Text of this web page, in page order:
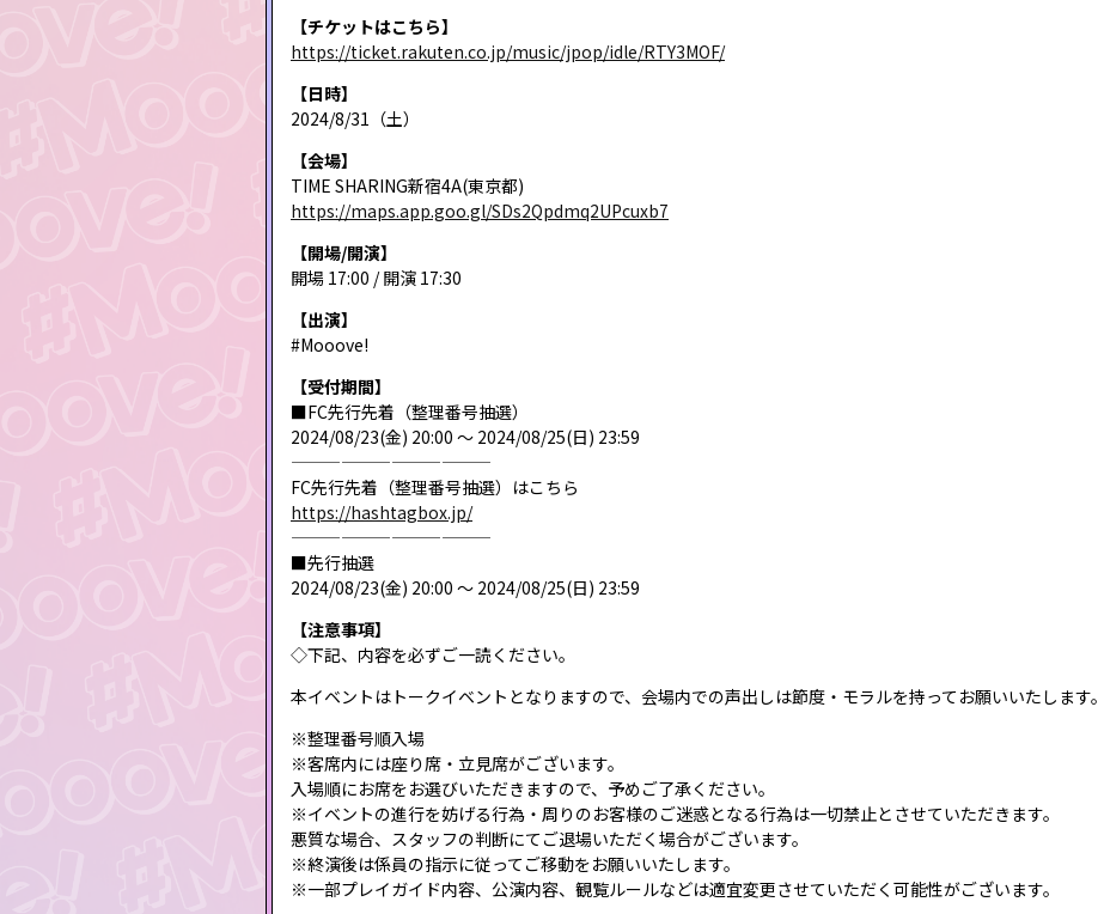
【チケットはこちら】
https://ticket.rakuten.co.jp/music/jpop/idle/RTY3MOF/
【日時】
2024/8/31（土）
【会場】
TIME SHARING新宿4A(東京都)
https://maps.app.goo.gl/SDs2Qpdmq2UPcuxb7
【開場/開演】
開場 17:00 / 開演 17:30
【出演】
#Mooove!
【受付期間】
■FC先行先着（整理番号抽選）
2024/08/23(金) 20:00 〜 2024/08/25(日) 23:59
————————————
FC先行先着（整理番号抽選）はこちら
https://hashtagbox.jp/
————————————
■先行抽選
2024/08/23(金) 20:00 〜 2024/08/25(日) 23:59
【注意事項】
◇下記、内容を必ずご一読ください。
本イベントはトークイベントとなりますので、会場内での声出しは節度・モラルを持ってお願いいたします。
※整理番号順入場
※客席内には座り席・立見席がございます。
入場順にお席をお選びいただきますので、予めご了承ください。
※イベントの進行を妨げる行為・周りのお客様のご迷惑となる行為は一切禁止とさせていただきます。
悪質な場合、スタッフの判断にてご退場いただく場合がございます。
※終演後は係員の指示に従ってご移動をお願いいたします。
※一部プレイガイド内容、公演内容、観覧ルールなどは適宜変更させていただく可能性がございます。